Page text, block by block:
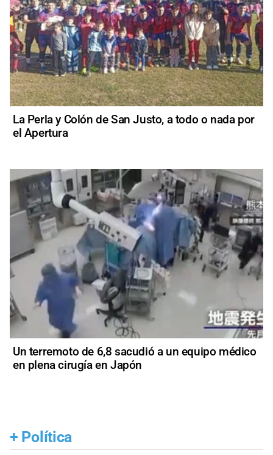
La Perla y Colón de San Justo, a todo o nada por
el Apertura
Un terremoto de 6,8 sacudió a un equipo médico
en plena cirugía en Japón
+ Política